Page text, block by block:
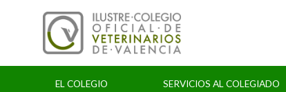
EL COLEGIO SERVICIOS AL COLEGIADO